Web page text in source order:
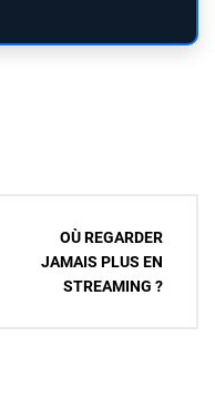
OÙ REGARDER
JAMAIS PLUS EN
STREAMING ?